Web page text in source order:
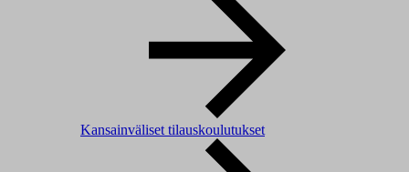
Kansainväliset tilauskoulutukset